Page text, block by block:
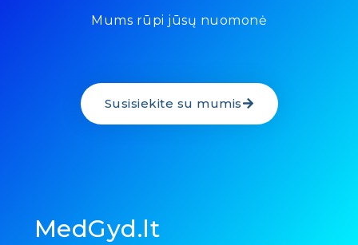
Mums rūpi jūsų nuomonė
Susisiekite su mumis
MedGyd.lt